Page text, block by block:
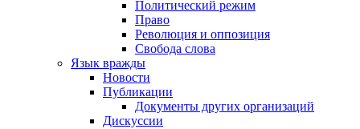
Политический режим
Право
Революция и оппозиция
Свобода слова
Язык вражды
Новости
Публикации
Документы других организаций
Дискуссии